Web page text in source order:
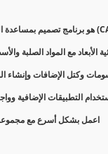
الأبعاد مع المواد الصلبة
وكتل الإضافات وإنشاء
التطبيقات الإضافية
اعمل بشكل أسرع مع